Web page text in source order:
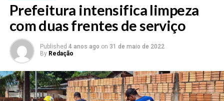
Prefeitura intensifica limpeza
com duas frentes de serviço
Published 4 anos ago on 31 de maio de 2022
By Redação